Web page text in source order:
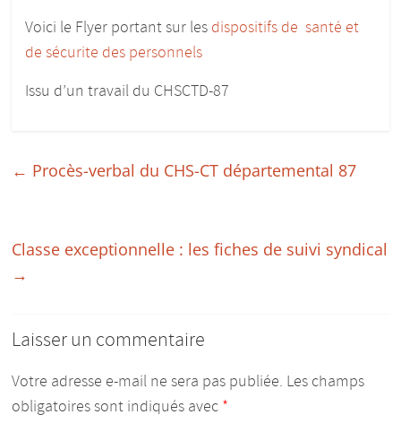
Le
du
:)
Voici le Flyer portant sur les dispositifs de santé et
de sécurite des personnels
Issu d’un travail du CHSCTD-87
← Procès-verbal du CHS-CT départemental 87
Classe exceptionnelle : les fiches de suivi syndical
→
Laisser un commentaire
Votre adresse e-mail ne sera pas publiée. Les champs
obligatoires sont indiqués avec *